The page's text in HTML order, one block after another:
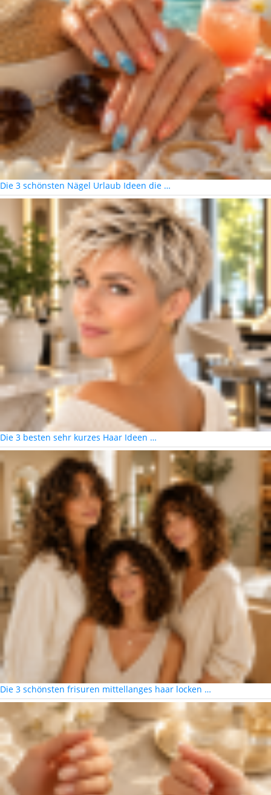
Die 3 schönsten Nägel Urlaub Ideen die …
Die 3 besten sehr kurzes Haar Ideen …
Die 3 schönsten frisuren mittellanges haar locken …